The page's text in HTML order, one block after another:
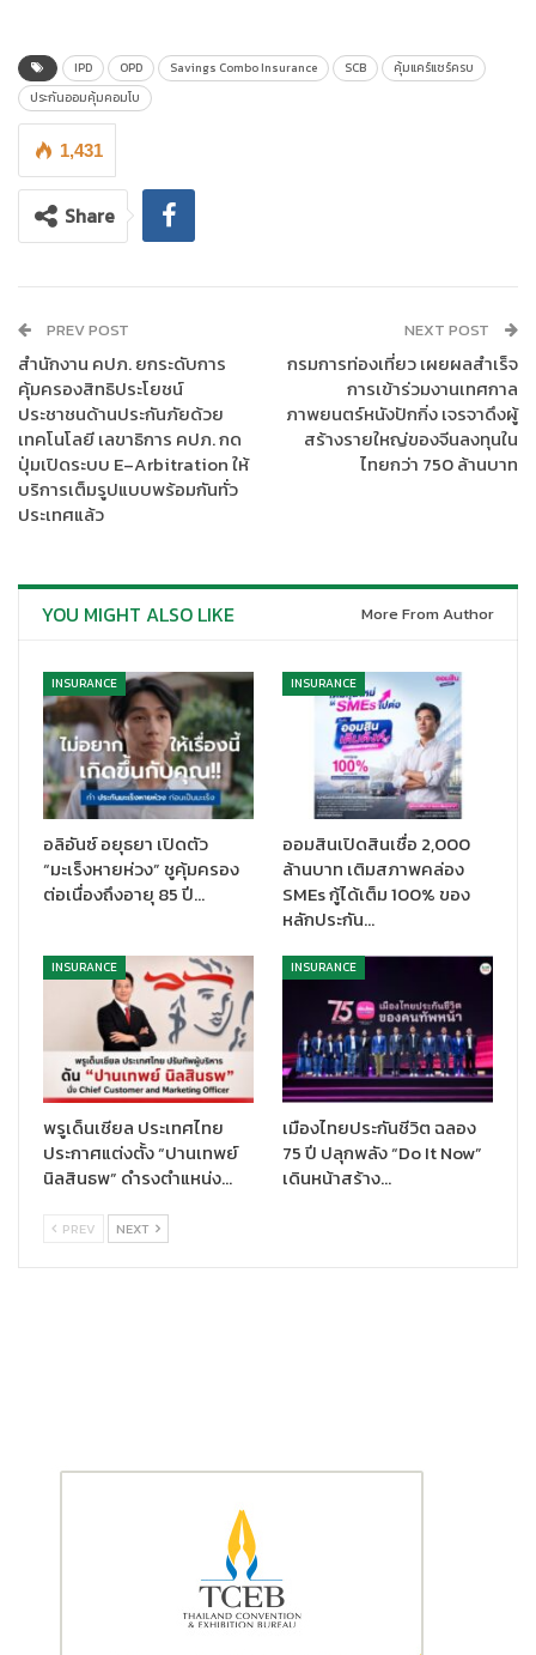
นางณาตยา สุขุม รองผู้จัดการใหญ่ ผู้บริหารสายงาน ผลิตภัณฑ์
ประกัน ธนาคารไทยพาณิชย์เปิดเผยที่มาของผลิตภัณฑ์ใหม่นี้ว่า คน
ไทยหันมาให้ความสำคัญในการดูแลสุขภาพมากขึ้น รวมถึงค่าใช้จ่าย
ลูกค้าอย่างต่อเนื่อง ซึ่งไทยพาณิชย์ เป็นหนึ่งในผู้นำธุรกิจการขาย
ศึกษาความต้องการของลูกค้าอยู่ตลอดเวลา และในช่วงต้นปีที่ผ่านมา
ประสบความสำเร็จอย่างมากจากผลิตภัณฑ์ประกัน “15/5 Pro (แบบ
ไม่มีความคุ้มครองโรคร้ายแรง) และ 15/5 Pro Max (แบบมีความ
คุ้มครองโรคร้ายแรง)” ที่มียอดขายคิดเป็นเบี้ยประกันภัยรับกว่า
2,000 ล้านบาทในช่วงเวลาเพียง 3 เดือนแรก
“ในปีนี้ธนาคารยังคงสานต่อประกันที่มอบความคุ้มค่า และด้วยทิศทาง
ดอกเบี้ยขาขึ้น เป็นอีกโอกาสที่คนไทยจะมองหาผลิตภัณฑ์ที่ให้ผล
ตอบแทนที่สูงกว่าเงินฝากในระยะเวลาที่แน่นอน เพื่อเพิ่มความมั่งคั่งใน
กันกับพันธมิตรสำคัญ บริษัท เอฟดับบลิวดี ประกันชีวิต จำกัด (มหาชน)
ในการเปิดตัวประกันสะสมทรัพย์ใหม่ภายใต้ชื่อ
ที่ให้ความคุ้มแบบจุก ชุดใหญ่ กับผู้เอาประกันภัยและครอบครัว รับความ
คุ้มครองรวม5 คน (รวมผู้เอาประกันภัย) จ่ายเบี้ยประกันภัย 8 ปี รับ
ความคุ้มครอง 15 ปี พร้อมรับผลประโยชน์เรื่องค่ารักษาพยาบาลแบบ
ครบเครื่อง “คุ้ม แคร์ แชร์ ครบ” ซึ่ง ธนาคารมั่นใจว่า ผลตอบแทนที่คุ้มค่า
และผลประโยชน์ด้านการรักษาพยาบาลของประกันออมคุ้มคอมโบ จะ
สนับสนุนการเติบโตให้กับธุรกิจการขายผลิตภัณฑ์ประกันผ่านธนาคาร
รายละเอียดเพิ่มเติม “ประกันออมคุ้มคอมโบ”
ปีที่ 15
พยาบาลและดูแลสุขภาพ พร้อมทั้งได้รับความคุ้มครองชีวิต
ครบ คือ กรมธรรม์เดียวคุ้มครองครบทั้งชีวิต สุขภาพ พร้อม
เงินคืน และเบี้ยประกันภัยสามารถหักลดหย่อนภาษี สูงสุด
IPD OPD Savings Combo Insurance SCB
คุ้มแคร์แชร์ครบ
ประกันออมคุ้มคอมโบ
1,431
Share
PREV POST
สำนักงาน คปภ. ยกระดับการ
คุ้มครองสิทธิประโยชน์
ประชาชนด้านประกันภัยด้วย
เทคโนโลยี เลขาธิการ คปภ. กด
ปุ่มเปิดระบบ E–Arbitration ให้
บริการเต็มรูปแบบพร้อมกันทั่ว
ประเทศแล้ว
NEXT POST
กรมการท่องเที่ยว เผยผลสำเร็จ
การเข้าร่วมงานเทศกาล
ภาพยนตร์หนังปักกิ่ง เจรจาดึงผู้
สร้างรายใหญ่ของจีนลงทุนใน
ไทยกว่า 750 ล้านบาท
YOU MIGHT ALSO LIKE More From Author
INSURANCE
อลิอันซ์ อยุธยา เปิดตัว
“มะเร็งหายห่วง” ชูคุ้มครอง
ต่อเนื่องถึงอายุ 85 ปี…
INSURANCE
ออมสินเปิดสินเชื่อ 2,000
ล้านบาท เติมสภาพคล่อง
SMEs กู้ได้เต็ม 100% ของ
หลักประกัน…
INSURANCE
พรูเด็นเชียล ประเทศไทย
ประกาศแต่งตั้ง “ปานเทพย์
นิลสินธพ” ดำรงตำแหน่ง…
INSURANCE
เมืองไทยประกันชีวิต ฉลอง
75 ปี ปลุกพลัง “Do It Now”
เดินหน้าสร้าง…
PREV NEXT